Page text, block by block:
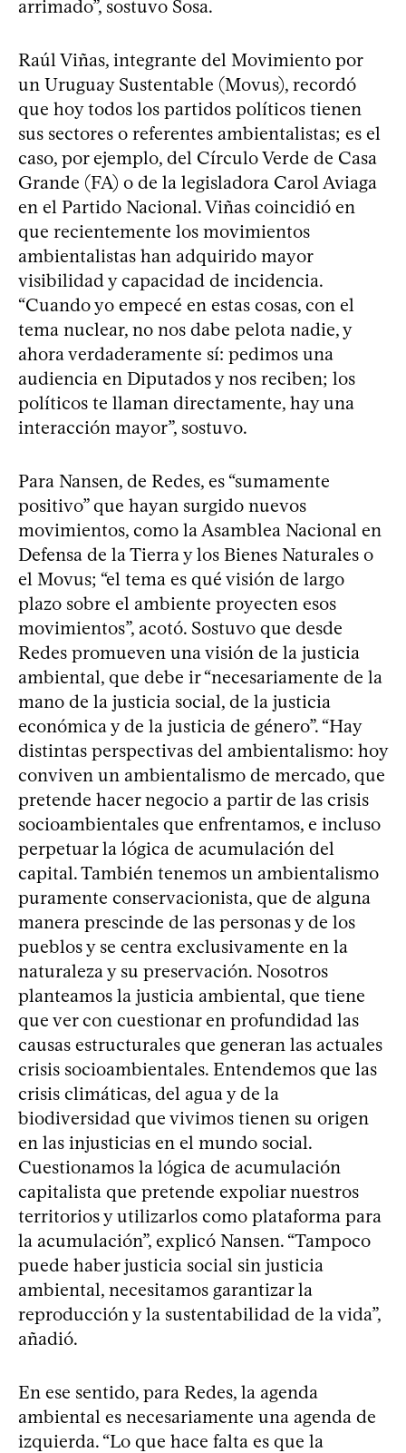
arrimado”, sostuvo Sosa.
Raúl Viñas, integrante del Movimiento por
un Uruguay Sustentable (Movus), recordó
que hoy todos los partidos políticos tienen
sus sectores o referentes ambientalistas; es el
caso, por ejemplo, del Círculo Verde de Casa
Grande (FA) o de la legisladora Carol Aviaga
en el Partido Nacional. Viñas coincidió en
que recientemente los movimientos
ambientalistas han adquirido mayor
visibilidad y capacidad de incidencia.
“Cuando yo empecé en estas cosas, con el
tema nuclear, no nos dabe pelota nadie, y
ahora verdaderamente sí: pedimos una
audiencia en Diputados y nos reciben; los
políticos te llaman directamente, hay una
interacción mayor”, sostuvo.
Para Nansen, de Redes, es “sumamente
positivo” que hayan surgido nuevos
movimientos, como la Asamblea Nacional en
Defensa de la Tierra y los Bienes Naturales o
el Movus; “el tema es qué visión de largo
plazo sobre el ambiente proyecten esos
movimientos”, acotó. Sostuvo que desde
Redes promueven una visión de la justicia
ambiental, que debe ir “necesariamente de la
mano de la justicia social, de la justicia
económica y de la justicia de género”. “Hay
distintas perspectivas del ambientalismo: hoy
conviven un ambientalismo de mercado, que
pretende hacer negocio a partir de las crisis
socioambientales que enfrentamos, e incluso
perpetuar la lógica de acumulación del
capital. También tenemos un ambientalismo
puramente conservacionista, que de alguna
manera prescinde de las personas y de los
pueblos y se centra exclusivamente en la
naturaleza y su preservación. Nosotros
planteamos la justicia ambiental, que tiene
que ver con cuestionar en profundidad las
causas estructurales que generan las actuales
crisis socioambientales. Entendemos que las
crisis climáticas, del agua y de la
biodiversidad que vivimos tienen su origen
en las injusticias en el mundo social.
Cuestionamos la lógica de acumulación
capitalista que pretende expoliar nuestros
territorios y utilizarlos como plataforma para
la acumulación”, explicó Nansen. “Tampoco
puede haber justicia social sin justicia
ambiental, necesitamos garantizar la
reproducción y la sustentabilidad de la vida”,
añadió.
En ese sentido, para Redes, la agenda
ambiental es necesariamente una agenda de
izquierda. “Lo que hace falta es que la